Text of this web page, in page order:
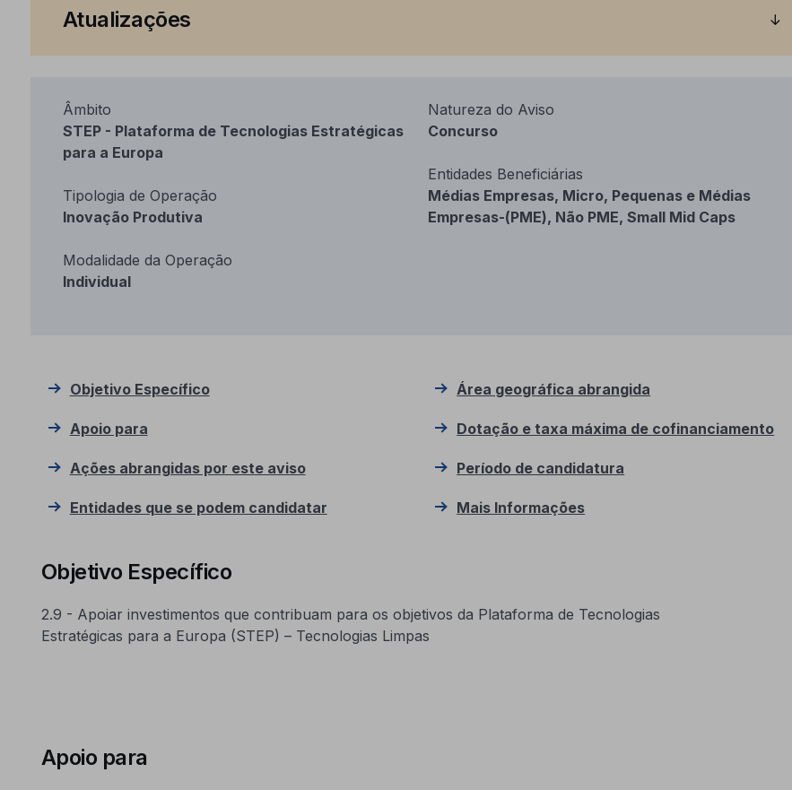
Atualizações
Âmbito
STEP - Plataforma de Tecnologias Estratégicas
para a Europa
Tipologia de Operação
Inovação Produtiva
Modalidade da Operação
Individual
Natureza do Aviso
Concurso
Entidades Beneficiárias
Médias Empresas, Micro, Pequenas e Médias
Empresas-(PME), Não PME, Small Mid Caps
Objetivo Específico
Apoio para
Ações abrangidas por este aviso
Entidades que se podem candidatar
Área geográfica abrangida
Dotação e taxa máxima de cofinanciamento
Período de candidatura
Mais Informações
Objetivo Específico
2.9 - Apoiar investimentos que contribuam para os objetivos da Plataforma de Tecnologias
Estratégicas para a Europa (STEP) – Tecnologias Limpas
Apoio para